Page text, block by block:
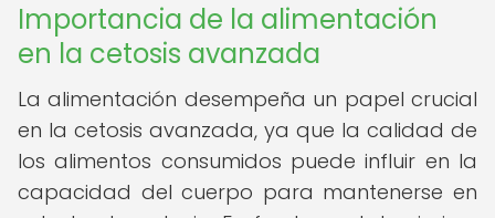
Importancia de la alimentación
en la cetosis avanzada
La alimentación desempeña un papel crucial
en la cetosis avanzada, ya que la calidad de
los alimentos consumidos puede influir en la
capacidad del cuerpo para mantenerse en